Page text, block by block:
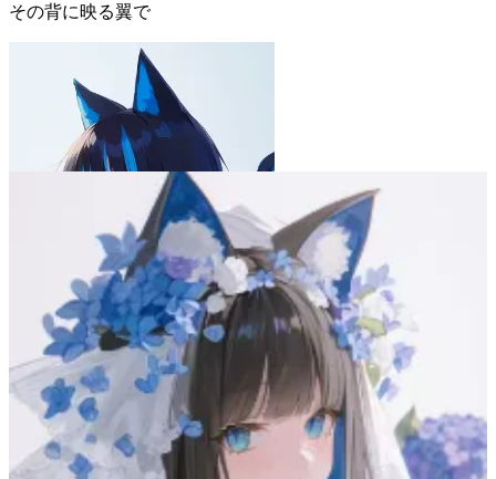
その背に映る翼で
ブルーアワーの風
8